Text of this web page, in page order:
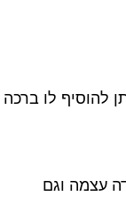
להוסיף לו ברכה
עצמה וגם